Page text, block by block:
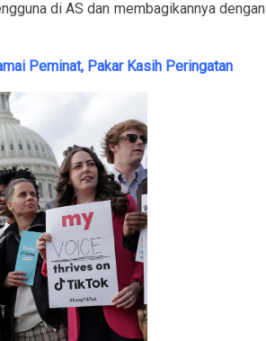
di AS dan membagikannya dengan
Peminat, Pakar Kasih Peringatan